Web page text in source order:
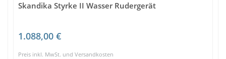
Skandika Styrke II Wasser Rudergerät
1.088,00 €
Preis inkl. MwSt. und Versandkosten